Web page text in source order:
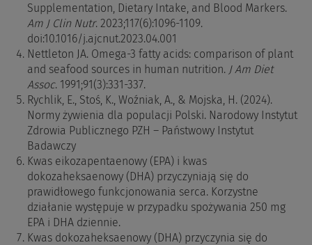
Supplementation, Dietary Intake, and Blood Markers.
Am J Clin Nutr. 2023;117(6):1096-1109.
doi:10.1016/j.ajcnut.2023.04.001
Nettleton JA. Omega-3 fatty acids: comparison of plant
and seafood sources in human nutrition. J Am Diet
Assoc. 1991;91(3):331-337.
Rychlik, E., Stoś, K., Woźniak, A., & Mojska, H. (2024).
Normy żywienia dla populacji Polski. Narodowy Instytut
Zdrowia Publicznego PZH – Państwowy Instytut
Badawczy
Kwas eikozapentaenowy (EPA) i kwas
dokozaheksaenowy (DHA) przyczyniają się do
prawidłowego funkcjonowania serca. Korzystne
działanie występuje w przypadku spożywania 250 mg
EPA i DHA dziennie.
Kwas dokozaheksaenowy (DHA) przyczynia się do